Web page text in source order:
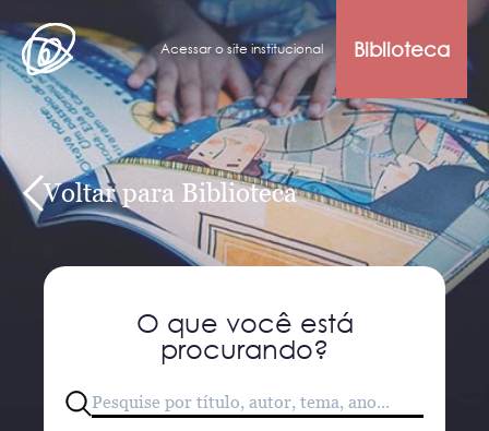
Acessar o site institucional Biblioteca
Voltar para Biblioteca
O que você está
procurando?